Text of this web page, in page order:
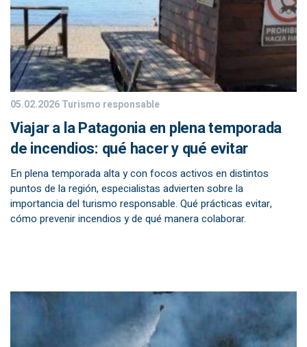
05.02.2026Turismo responsable
Viajar a la Patagonia en plena temporada
de incendios: qué hacer y qué evitar
En plena temporada alta y con focos activos en distintos
puntos de la región, especialistas advierten sobre la
importancia del turismo responsable. Qué prácticas evitar,
cómo prevenir incendios y de qué manera colaborar.